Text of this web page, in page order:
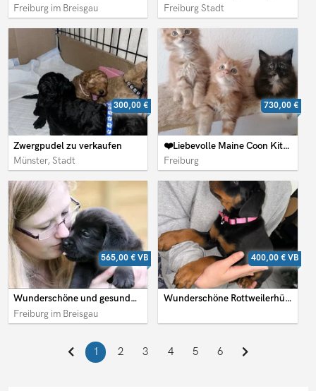
Freiburg im Breisgau
Freiburg Stadt
Zwergpudel zu verkaufen
Münster, Stadt
300,00 €
❤️Liebevolle Maine Coon Kitten❤️
Freiburg
730,00 €
Wunderschöne und gesunde Labradorwelpen
Freiburg im Breisgau
565,00 € VB
Wunderschöne Rottweilerhündin.
400,00 €VB
1 2 3 4 5 6